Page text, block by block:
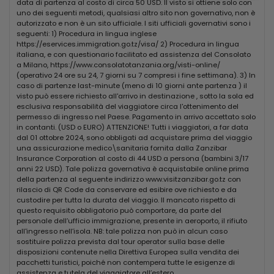
SPIAGGIA
a 550 m, di fine sabbia bianca, attrezzata con ombrelloni,
lettini e teli mare a disposizione degli ospiti. È facilmente
raggiungibile con la navetta gratuita sempre disponibile su
richiesta o con una breve passeggiata attraverso il
villaggio di Kendwa.
CAMERE
65 camere (20 m²) con servizi privati, asciugacapelli, aria
condizionata, ventilatore, cassetta di sicurezza e terrazza
o balcone. Disponibili, con supplemento, camere vista mare
e suite vista mare (35 m², max 4 adulti). Le tipologie con
supplemento dispongono anche di tv e minifrigo gratuiti,
mentre nelle standard sono a pagamento su richiesta (€
20/settimana). Connessione wi-fi gratuita nelle aree
comuni.
RISTORANTI E BAR
1 ristorante principale a buffet per colazione e cena e 1
ristorante in spiaggia a buffet (à la carte in caso di bassa
occupazione) aperto per pranzo, con specialità tradizionali
swahili e piatti della cucina italiana. 2 bar, di cui uno
principale nella hall e uno in spiaggia. A pagamento,
data di partenza al costo di circa 50 USD. Il visto si ottiene solo con
uno dei seguenti metodi, qualsiasi altro sito non governativo, non è
autorizzato e non è un sito ufficiale. I siti ufficiali governativi sono i
seguenti: 1) Procedura in lingua inglese
https://eservices.immigration.go.tz/visa/ 2) Procedura in lingua
italiana, e con questionario facilitato ed assistenza del Consolato
a Milano, https://www.consolatotanzania.org/visti-online/
(operativo 24 ore su 24, 7 giorni su 7 compresi i fine settimana). 3) In
caso di partenze last-minute (meno di 10 giorni ante partenza ) il
visto può essere richiesto all'arrivo in destinazione , sotto la sola ed
esclusiva responsabilità del viaggiatore circa l'ottenimento del
permesso di ingresso nel Paese. Pagamento in arrivo accettato solo
in contanti. (USD o EURO) ATTENZIONE! Tutti i viaggiatori, a far data
dal 01 ottobre 2024, sono obbligati ad acquistare prima del viaggio
una assicurazione medico\sanitaria fornita dalla Zanzibar
Insurance Corporation al costo di 44 USD a persona (bambini 3/17
anni 22 USD). Tale polizza governativa è acquistabile online prima
della partenza al seguente indirizzo www.visitzanzibar.go.tz con
rilascio di QR Code da conservare ed esibire ove richiesto e da
custodire per tutta la durata del viaggio. Il mancato rispetto di
questo requisito obbligatorio può comportare, da parte del
personale dell’ufficio immigrazione, presente in aeroporto, il rifiuto
all'ingresso nell’isola. NB: tale polizza non può in alcun caso
sostituire polizza prevista dal tour operator sulla base delle
disposizioni contenute nella Direttiva Europea sulla vendita dei
pacchetti turistici, poiché non contempera tutte le esigenze di